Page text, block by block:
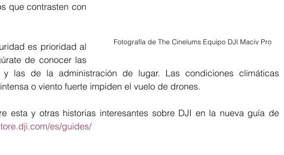
Fotografía de The Cinelums Equipo DJI Maciv Pro
que contrasten con
es prioridad al
de conocer las
y las de la administración de lugar. Las condiciones climáticas
o viento fuerte impiden el vuelo de drones.
esta y otras historias interesantes sobre DJI en la nueva guía de
es/guides/